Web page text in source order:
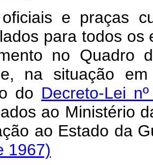
e praças
para todos os
no Quadro
na situação
do Decreto-Lei
ao Ministério
ao Estado da
1967)